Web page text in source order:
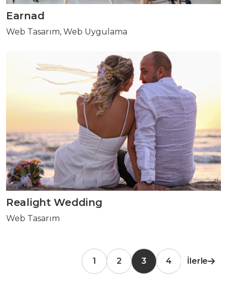
Earnad
Web Tasarım, Web Uygulama
Realight Wedding
Web Tasarım
1 2 3 4 İlerle